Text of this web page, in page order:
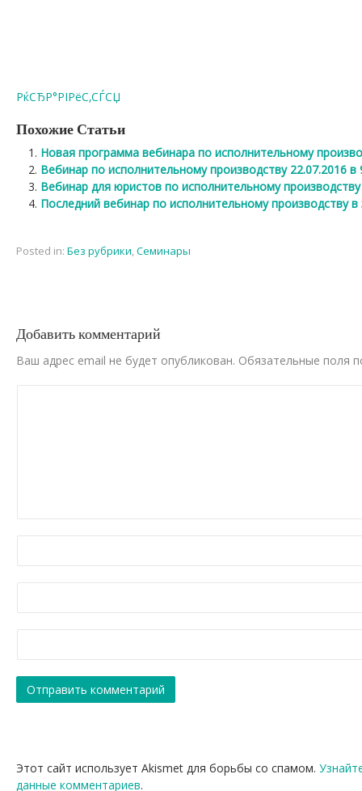
РќСЂР°РІРёС‚СЃСЏ
Похожие Статьи
Новая программа вебинара по исполнительному
Вебинар по исполнительному производству 22.07.2016 в
Вебинар для юристов по исполнительному производству
Последний вебинар по исполнительному производству
Posted in: Без рубрики,Семинары
Добавить комментарий
Ваш адрес email не будет опубликован. Обязательные поля
Этот сайт использует Akismet для борьбы со спамом.
данные комментариев.